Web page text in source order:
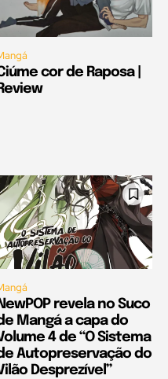
cor de Raposa |
revela no Suco
Mangá a capa do
4 de “O Sistema
Autopreservação do
Desprezível”